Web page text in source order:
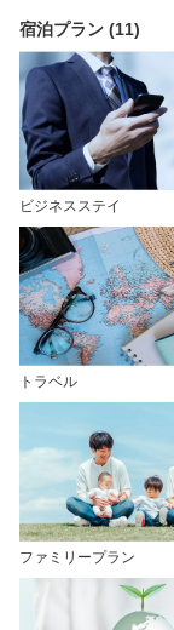
宿泊プラン (11)
ビジネスステイ
トラベル
ファミリープラン